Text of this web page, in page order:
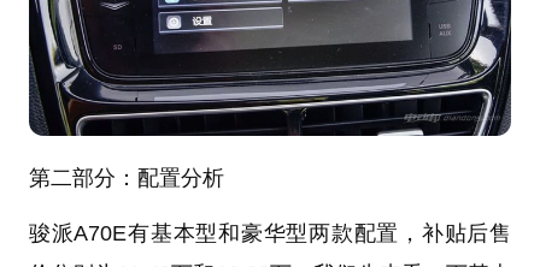
第二部分：配置分析
骏派A70E有基本型和豪华型两款配置，补贴后售